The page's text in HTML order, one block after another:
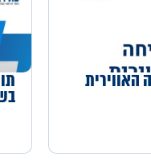
האווירית